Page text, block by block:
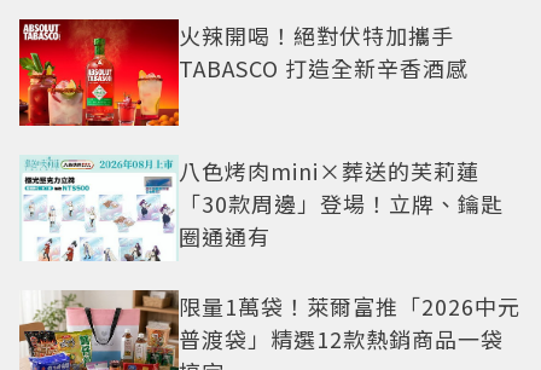
火辣開喝！絕對伏特加攜手
TABASCO 打造全新辛香酒感
八色烤肉mini×葬送的芙莉蓮
「30款周邊」登場！立牌、鑰匙
圈通通有
限量1萬袋！萊爾富推「2026中元
普渡袋」精選12款熱銷商品一袋